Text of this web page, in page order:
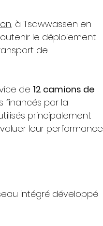
, à Tsawwassen en
le déploiement
de
de 12 camions de
financés par la
principalement
leur performance
intégré développé